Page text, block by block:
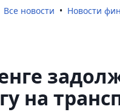
Все новости Новости
на